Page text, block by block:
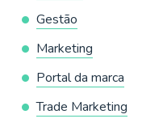
Gestão
Marketing
Portal da marca
Trade Marketing